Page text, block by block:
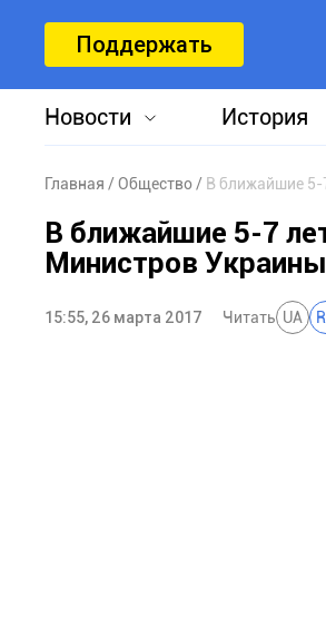
Поддержать
Новости История
Главная Общество В ближайшие 5-
В ближайшие 5-7
Министров Украины
15:55, 26 марта 2017 Читать UA